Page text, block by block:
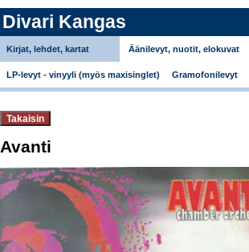
Divari Kangas
Kirjat, lehdet, kartat Äänilevyt, nuotit, elokuvat
LP-levyt - vinyyli (myös maxisinglet) Gramofonilevyt
Avanti